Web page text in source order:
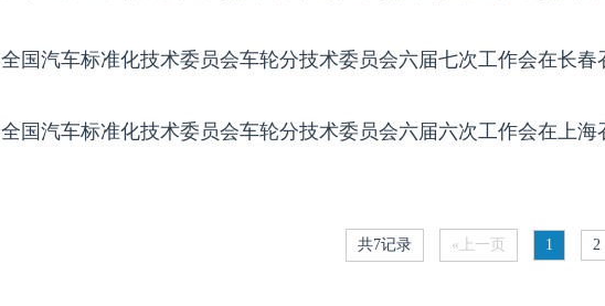
全国汽车标准化技术委员会车轮分技术委员会六届七次工作会在长春
全国汽车标准化技术委员会车轮分技术委员会六届六次工作会在上海
共7记录 «上一页 1 2